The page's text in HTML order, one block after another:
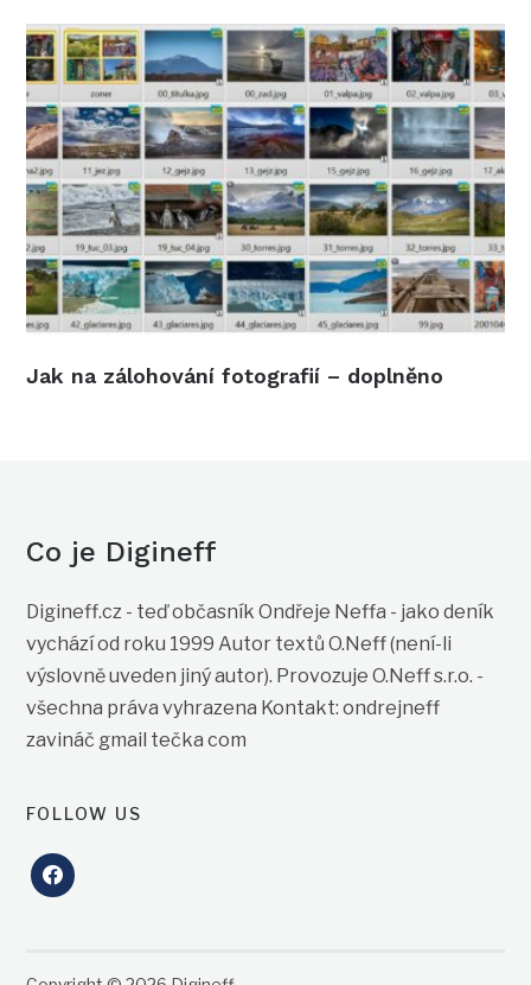
Jak na zálohování fotografií – doplněno
Co je Digineff
Digineff.cz - teď občasník Ondřeje Neffa - jako deník
vychází od roku 1999 Autor textů O.Neff (není-li
výslovně uveden jiný autor). Provozuje O.Neff s.r.o. -
všechna práva vyhrazena Kontakt: ondrejneff
zavináč gmail tečka com
FOLLOW US
facebook